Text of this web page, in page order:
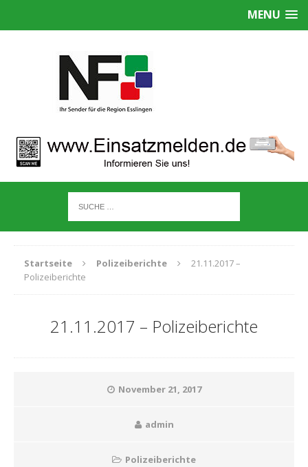
MENU
Startseite Polizeiberichte
21.11.2017 –
Polizeiberichte
21.11.2017 – Polizeiberichte
November 21, 2017
admin
Polizeiberichte